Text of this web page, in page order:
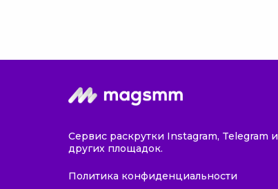
Сервис раскрутки Instagram, Telegram и
других площадок.
Политика конфиденциальности